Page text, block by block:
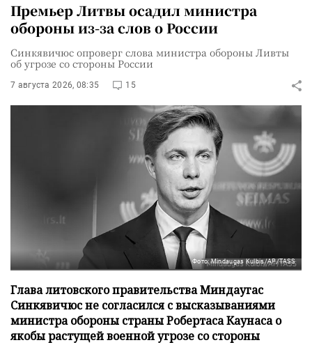
Премьер Литвы осадил министра
обороны из-за слов о России
Синкявичюс опроверг слова министра обороны Ливты
об угрозе со стороны России
7 августа 2026, 08:35 15
Фото: Mindaugas Kulbis/AP/TASS
Глава литовского правительства Миндаугас
Синкявичюс не согласился с высказываниями
министра обороны страны Робертаса Каунаса о
якобы растущей военной угрозе со стороны